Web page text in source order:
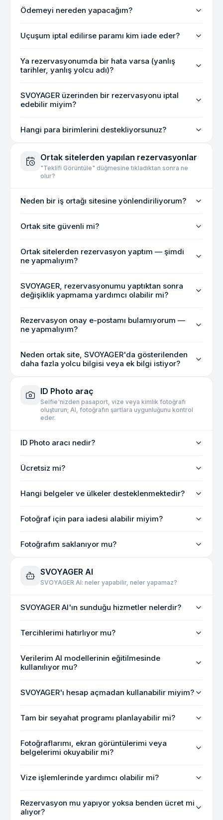
Ödemeyi nereden yapacağım?
Uçuşum iptal edilirse paramı kim iade eder?
Ya rezervasyonumda bir hata varsa (yanlış
tarihler, yanlış yolcu adı)?
SVOYAGER üzerinden bir rezervasyonu iptal
edebilir miyim?
Hangi para birimlerini destekliyorsunuz?
Ortak sitelerden yapılan rezervasyonlar
"Teklifi Görüntüle" düğmesine tıkladıktan sonra ne
olur?
Neden bir iş ortağı sitesine yönlendiriliyorum?
Ortak site güvenli mi?
Ortak sitelerden rezervasyon yaptım — şimdi
ne yapmalıyım?
SVOYAGER, rezervasyonumu yaptıktan sonra
değişiklik yapmama yardımcı olabilir mi?
Rezervasyon onay e-postamı bulamıyorum —
ne yapmalıyım?
Neden ortak site, SVOYAGER'da gösterilenden
daha fazla yolcu bilgisi veya ek bilgi istiyor?
ID Photo araç
Selfie'nizden pasaport, vize veya kimlik fotoğrafı
oluşturun; AI, fotoğrafın şartlara uygunluğunu kontrol
eder.
ID Photo aracı nedir?
Ücretsiz mi?
Hangi belgeler ve ülkeler desteklenmektedir?
Fotoğraf için para iadesi alabilir miyim?
Fotoğrafım saklanıyor mu?
SVOYAGER AI
SVOYAGER AI: neler yapabilir, neler yapamaz?
SVOYAGER AI'ın sunduğu hizmetler nelerdir?
Tercihlerimi hatırlıyor mu?
Verilerim AI modellerinin eğitilmesinde
kullanılıyor mu?
SVOYAGER'ı hesap açmadan kullanabilir miyim?
Tam bir seyahat programı planlayabilir mi?
Fotoğraflarımı, ekran görüntülerimi veya
belgelerimi okuyabilir mi?
Vize işlemlerinde yardımcı olabilir mi?
Rezervasyon mu yapıyor yoksa benden ücret mi
alıyor?